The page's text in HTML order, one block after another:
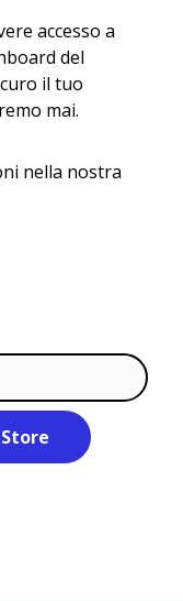
accesso a
del
il tuo
mai.
nella nostra